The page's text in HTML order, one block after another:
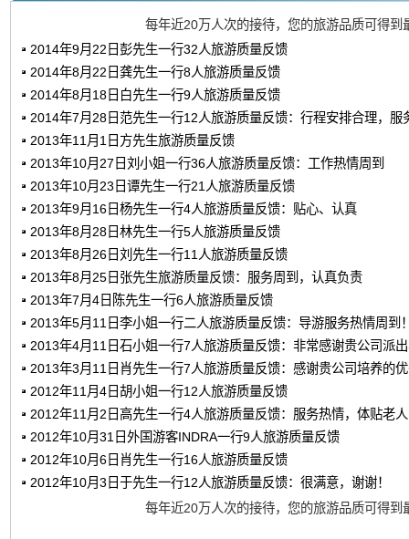
每年近20万人次的接待，您的旅游品质可得到
2014年9月22日彭先生一行32人旅游质量反馈
2014年8月22日龚先生一行8人旅游质量反馈
2014年8月18日白先生一行9人旅游质量反馈
2014年7月28日范先生一行12人旅游质量反馈：行程安排合理，服
2013年11月1日方先生旅游质量反馈
2013年10月27日刘小姐一行36人旅游质量反馈：工作热情周到
2013年10月23日谭先生一行21人旅游质量反馈
2013年9月16日杨先生一行4人旅游质量反馈：贴心、认真
2013年8月28日林先生一行5人旅游质量反馈
2013年8月26日刘先生一行11人旅游质量反馈
2013年8月25日张先生旅游质量反馈：服务周到，认真负责
2013年7月4日陈先生一行6人旅游质量反馈
2013年5月11日李小姐一行二人旅游质量反馈：导游服务热情周到
2013年4月11日石小姐一行7人旅游质量反馈：非常感谢贵公司派
2013年3月11日肖先生一行7人旅游质量反馈：感谢贵公司培养的
2012年11月4日胡小姐一行12人旅游质量反馈
2012年11月2日高先生一行4人旅游质量反馈：服务热情，体贴老
2012年10月31日外国游客INDRA一行9人旅游质量反馈
2012年10月6日肖先生一行16人旅游质量反馈
2012年10月3日于先生一行12人旅游质量反馈：很满意，谢谢！
每年近20万人次的接待，您的旅游品质可得到